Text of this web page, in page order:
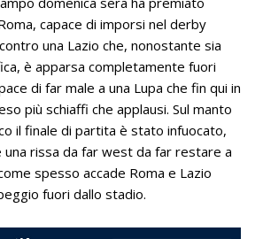
capace di imporsi nel derby
una Lazio che, nonostante sia
è apparsa completamente fuori
di far male a una Lupa che fin qui in
più schiaffi che applausi. Sul manto
il finale di partita è stato infuocato,
una rissa da far west da far restare a
spesso accade Roma e Lazio
fuori dallo stadio.